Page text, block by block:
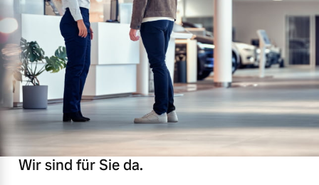
Wir sind für Sie da.